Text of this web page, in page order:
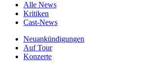
Alle News
Kritiken
Cast-News
Neuankündigungen
Auf Tour
Konzerte